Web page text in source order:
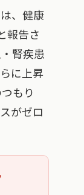
、健康
報告さ
腎疾患
に上昇
もり
がゼロ